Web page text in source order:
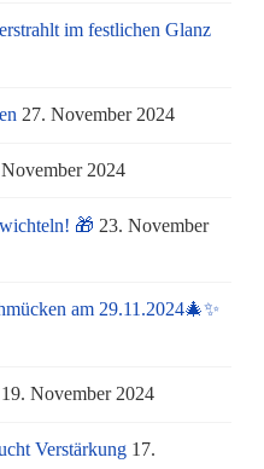
im festlichen Glanz
27. November 2024
2024
🎁 23. November
am 29.11.2024🎄✨
19. November 2024
Verstärkung 17.